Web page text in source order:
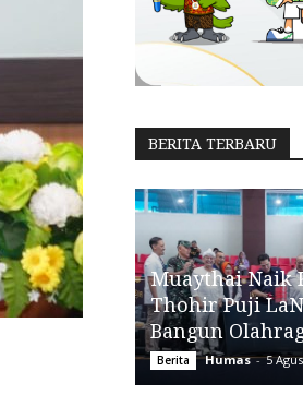
BERITA TERBARU
Muaythai Naik
Thohir Puji
Bangun
Berita Humas - 5